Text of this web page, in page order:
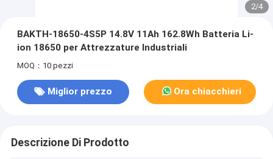
2/4
BAKTH-18650-4S5P 14.8V 11Ah 162.8Wh Batteria Li-
ion 18650 per Attrezzature Industriali
MOQ：10 pezzi
Miglior prezzo Ora chiacchieri
Descrizione Di Prodotto